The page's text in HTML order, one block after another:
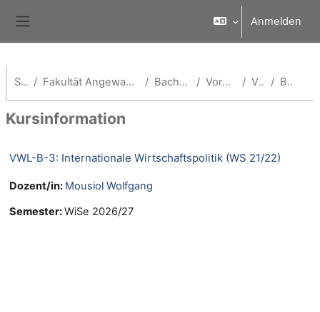
Anmelden
Startseite Fakultät Angewandte Wirtschaftswissenschaften (School of Management) Bachelor Volkswirtschaftslehre Vorherige Semester (VWL) VWL WS 21/22 Beschreibung
Kursinformation
VWL-B-3: Internationale Wirtschaftspolitik (WS 21/22)
Dozent/in: Mousiol Wolfgang
Semester:WiSe 2026/27